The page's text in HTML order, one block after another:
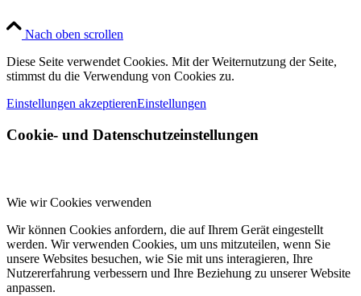
Nach oben scrollen
Diese Seite verwendet Cookies. Mit der Weiternutzung der Seite,
stimmst du die Verwendung von Cookies zu.
Einstellungen akzeptierenEinstellungen
Cookie- und Datenschutzeinstellungen
Wie wir Cookies verwenden
Wir können Cookies anfordern, die auf Ihrem Gerät eingestellt
werden. Wir verwenden Cookies, um uns mitzuteilen, wenn Sie
unsere Websites besuchen, wie Sie mit uns interagieren, Ihre
Nutzererfahrung verbessern und Ihre Beziehung zu unserer Website
anpassen.